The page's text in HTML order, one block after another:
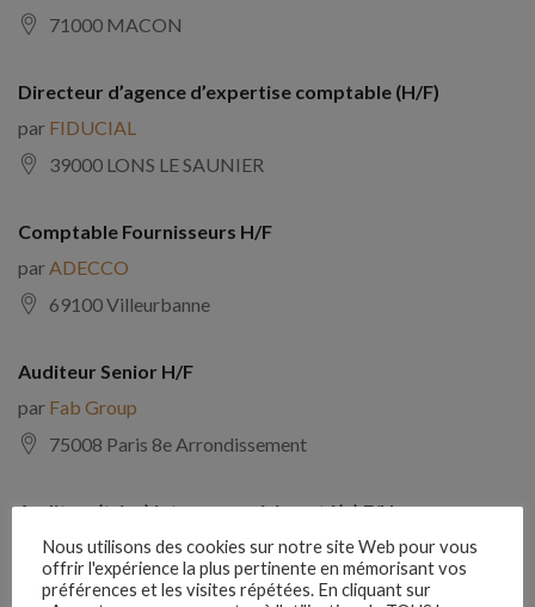
71000 MACON
Directeur d’agence d’expertise comptable (H/F)
par FIDUCIAL
39000 LONS LE SAUNIER
Comptable Fournisseurs H/F
par ADECCO
69100 Villeurbanne
Auditeur Senior H/F
par Fab Group
75008 Paris 8e Arrondissement
Auditeur(trice) interne expérimenté(e) F/H
parComptabilite Emploi
39130 Châtillon
Nous utilisons des cookies sur notre site Web pour vous
offrir l'expérience la plus pertinente en mémorisant vos
préférences et les visites répétées. En cliquant sur